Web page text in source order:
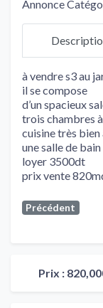
Annonce
à vendre s3 au
il se compose
d’un spacieux
trois chambres
cuisine très bien
une salle de bain
loyer 3500dt
prix vente
Précédent
Prix :